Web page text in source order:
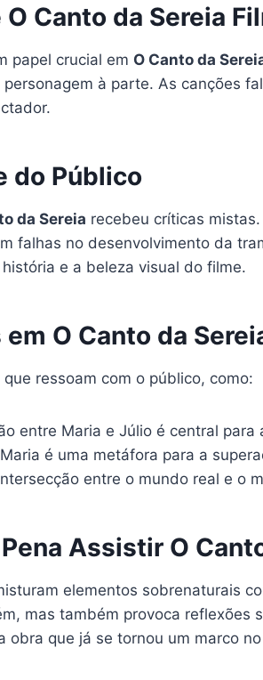
Canto da Sereia
papel crucial em O Canto da
à parte. As canções
do Público
da Sereia recebeu críticas
falhas no desenvolvimento da
e a beleza visual do filme.
O Canto da
ressoam com o público, como:
entre Maria e Júlio é central para
é uma metáfora para a
entre o mundo real e o
Assistir O
elementos sobrenaturais
mas também provoca
que já se tornou um marco